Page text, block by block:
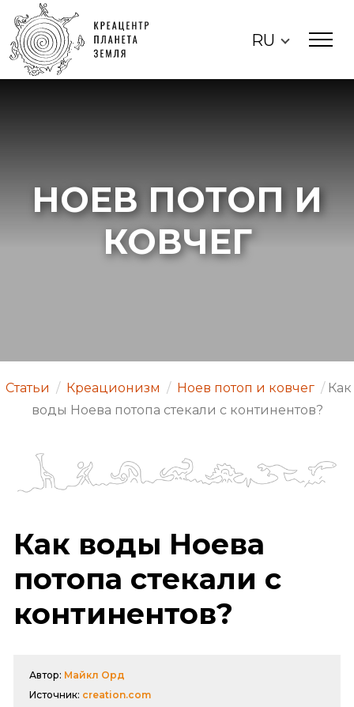
RU
НОЕВ ПОТОП И
КОВЧЕГ
Статьи / Креационизм / Ноев потоп и ковчег / Как
воды Ноева потопа стекали с континентов?
Как воды Ноева
потопа стекали с
континентов?
Автор: Майкл Орд
Источник: creation.com